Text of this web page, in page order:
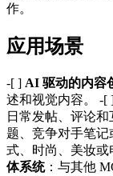
作。
应用场景
-[ ] AI 驱动的内容
述和视觉内容。 -[
日常发帖、评论
题、竞争对手笔
式、时尚、美妆
体系统：与其他